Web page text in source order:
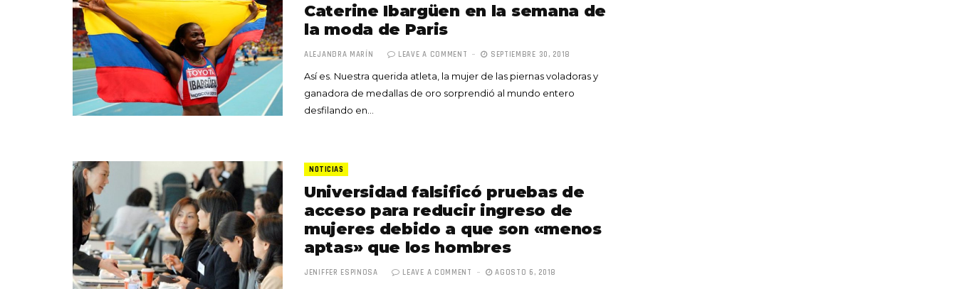
Caterine Ibargüen en la semana de
la moda de Paris
ALEJANDRA MARÍN LEAVE A COMMENT SEPTIEMBRE 30, 2018
Así es. Nuestra querida atleta, la mujer de las piernas voladoras y
ganadora de medallas de oro sorprendió al mundo entero
desfilando en…
NOTICIAS
Universidad falsificó pruebas de
acceso para reducir ingreso de
mujeres debido a que son «menos
aptas» que los hombres
JENIFFER ESPINOSA LEAVE A COMMENT AGOSTO 6, 2018